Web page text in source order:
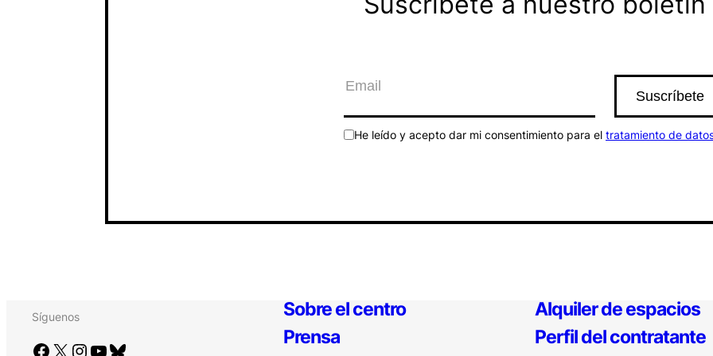
He leído y acepto dar mi consentimiento para el tratamiento de
Síguenos
Facebook X Instagram YouTube Bluesky
Sobre el centro
Prensa
Alquiler de espacios
Perfil del contratante